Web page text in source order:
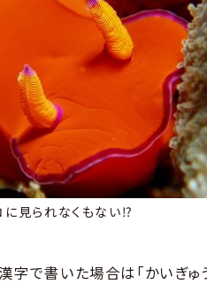
に見られなくもない⁉
字で書いた場合は「かいぎ